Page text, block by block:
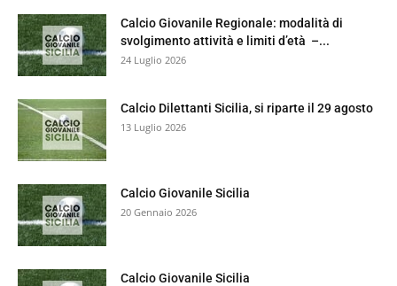
Calcio Giovanile Regionale: modalità di
svolgimento attività e limiti d’età –...
24 Luglio 2026
Calcio Dilettanti Sicilia, si riparte il 29 agosto
13 Luglio 2026
Calcio Giovanile Sicilia
20 Gennaio 2026
Calcio Giovanile Sicilia